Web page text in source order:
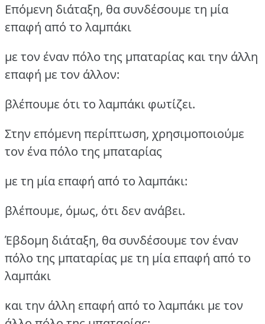
Επόμενη διάταξη, θα συνδέσουμε τη μία
επαφή από το λαμπάκι
με τον έναν πόλο της μπαταρίας και την άλλη
επαφή με τον άλλον:
βλέπουμε ότι το λαμπάκι φωτίζει.
Στην επόμενη περίπτωση, χρησιμοποιούμε
τον ένα πόλο της μπαταρίας
με τη μία επαφή από το λαμπάκι:
βλέπουμε, όμως, ότι δεν ανάβει.
Έβδομη διάταξη, θα συνδέσουμε τον έναν
πόλο της μπαταρίας με τη μία επαφή από το
λαμπάκι
και την άλλη επαφή από το λαμπάκι με τον